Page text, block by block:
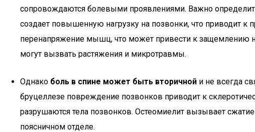
сопровождаются болевыми проявлениями. Важно
создает повышенную нагрузку на позвонки, что приводит
перенапряжение мышц, что может привести к защемлению
могут вызвать растяжения и микротравмы.
Однако боль в спине может быть вторичной и не всегда
бруцеллезе повреждение позвонков приводит к
разрушаются тела позвонков. Остеомиелит вызывает
поясничном отделе.